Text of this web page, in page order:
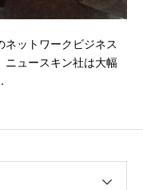
ネットワークビジネス
ニュースキン社は大幅